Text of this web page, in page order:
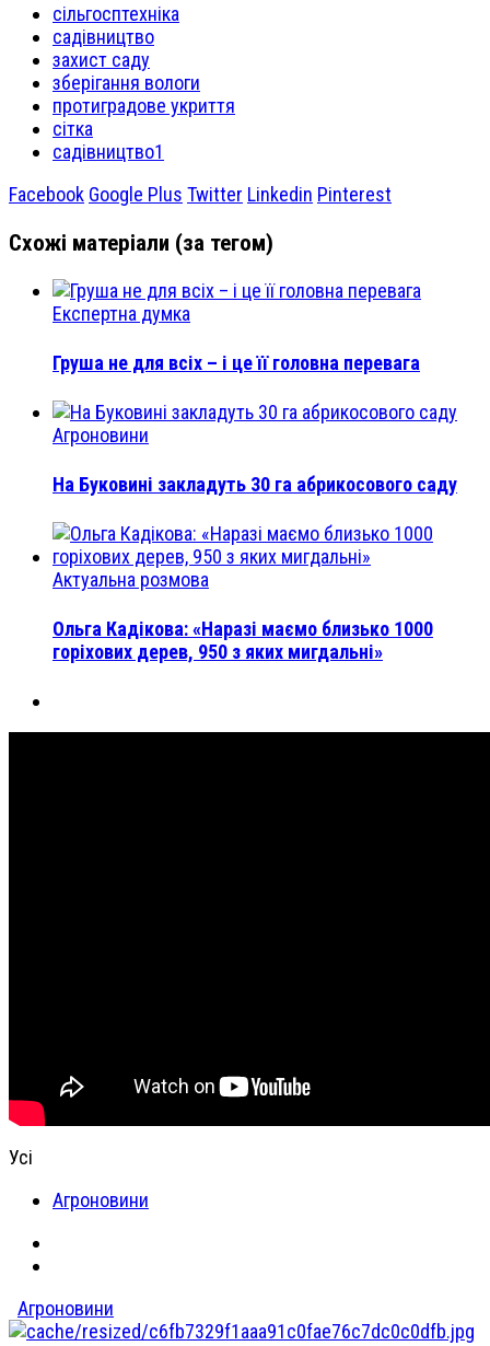
сільгосптехніка
садівництво
захист саду
зберігання вологи
протиградове укриття
сітка
садівництво1
Facebook Google Plus Twitter Linkedin Pinterest
Схожі матеріали (за тегом)
Експертна думка
Груша не для всіх – і це її головна перевага
Агроновини
На Буковині закладуть 30 га абрикосового саду
Актуальна розмова
Ольга Кадікова: «Наразі маємо близько 1000
горіхових дерев, 950 з яких мигдальні»
Усі
Агроновини
Агроновини